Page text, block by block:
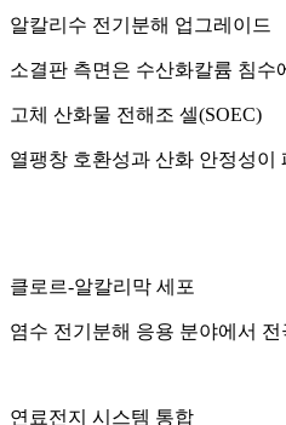
알칼리수 전기분해 업그레이드‌
소결판 측면은 수산화칼륨 침수
고체 산화물 전해조 셀(SOEC)‌
열팽창 호환성과 산화 안정성
클로르-알칼리막 세포‌
염수 전기분해 응용 분야에서
연료전지 시스템 통합‌